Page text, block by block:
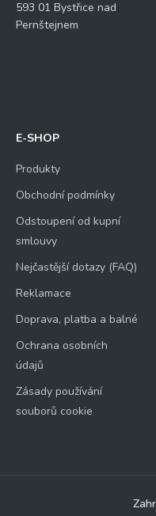
593 01 Bystřice nad
Pernštejnem
E-SHOP
Produkty
Obchodní podmínky
Odstoupení od kupní
smlouvy
Nejčastější dotazy (FAQ)
Reklamace
Doprava, platba a balné
Ochrana osobních
údajů
Zásady používání
souborů cookie